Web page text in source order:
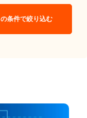
条件で絞り込む